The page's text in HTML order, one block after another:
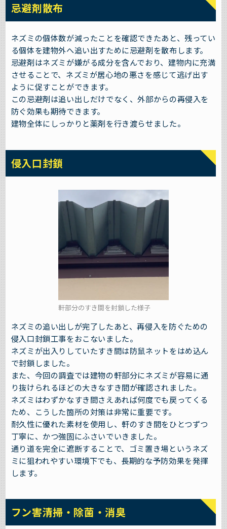
忌避剤散布
ネズミの個体数が減ったことを確認できたあと、残ってい
る個体を建物外へ追い出すために忌避剤を散布します。
忌避剤はネズミが嫌がる成分を含んでおり、建物内に充満
させることで、ネズミが居心地の悪さを感じて逃げ出す
ように促すことができます。
この忌避剤は追い出しだけでなく、外部からの再侵入を
防ぐ効果も期待できます。
建物全体にしっかりと薬剤を行き渡らせました。
侵入口封鎖
軒部分のすき間を封鎖した様子
ネズミの追い出しが完了したあと、再侵入を防ぐための
侵入口封鎖工事をおこないました。
ネズミが出入りしていたすき間は防鼠ネットをはめ込ん
で封鎖しました。
また、今回の調査では建物の軒部分にネズミが容易に通
り抜けられるほどの大きなすき間が確認されました。
ネズミはわずかなすき間さえあれば何度でも戻ってくる
ため、こうした箇所の対策は非常に重要です。
耐久性に優れた素材を使用し、軒のすき間をひとつずつ
丁寧に、かつ強固にふさいでいきました。
通り道を完全に遮断することで、ゴミ置き場というネズ
ミに狙われやすい環境下でも、長期的な予防効果を発揮
します。
フン害清掃・除菌・消臭